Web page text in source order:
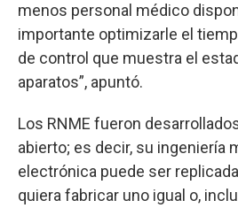
menos personal médico
importante optimizarle el
de control que muestra el
aparatos”, apuntó.
Los RNME fueron
abierto; es decir, su ingeniería
electrónica puede ser
quiera fabricar uno igual o,